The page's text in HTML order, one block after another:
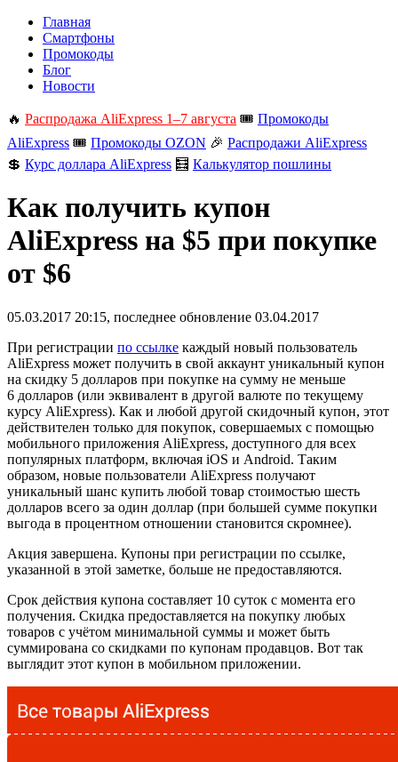
Главная
Смартфоны
Промокоды
Блог
Новости
🔥 Распродажа AliExpress 1–7 августа 🎟️ Промокоды
AliExpress 🎟️ Промокоды OZON 🎉 Распродажи AliExpress
💲 Курс доллара AliExpress 🧮 Калькулятор пошлины
Как получить купон
AliExpress на $5 при покупке
от $6
05.03.2017 20:15, последнее обновление 03.04.2017
При регистрации по ссылке каждый новый пользователь
AliExpress может получить в свой аккаунт уникальный купон
на скидку 5 долларов при покупке на сумму не меньше
6 долларов (или эквивалент в другой валюте по текущему
курсу AliExpress). Как и любой другой скидочный купон, этот
действителен только для покупок, совершаемых с помощью
мобильного приложения AliExpress, доступного для всех
популярных платформ, включая iOS и Android. Таким
образом, новые пользователи AliExpress получают
уникальный шанс купить любой товар стоимостью шесть
долларов всего за один доллар (при большей сумме покупки
выгода в процентном отношении становится скромнее).
Акция завершена. Купоны при регистрации по ссылке,
указанной в этой заметке, больше не предоставляются.
Срок действия купона составляет 10 суток с момента его
получения. Скидка предоставляется на покупку любых
товаров с учётом минимальной суммы и может быть
суммирована со скидками по купонам продавцов. Вот так
выглядит этот купон в мобильном приложении.